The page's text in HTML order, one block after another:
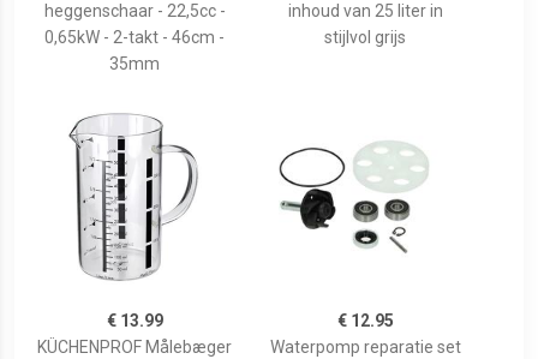
heggenschaar - 22,5cc -
0,65kW - 2-takt - 46cm -
35mm
inhoud van 25 liter in
stijlvol grijs
€ 13.99
KÜCHENPROF Målebæger
€ 12.95
Waterpomp reparatie set